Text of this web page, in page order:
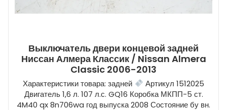
Выключатель двери концевой задней
Ниссан Алмера Классик / Nissan Almera
Classic 2006-2013
Характеристики товара: задней
Артикул 1512025
Двигатель 1,6 л. 107 л.с. GQ16 Коробка МКПП-5 ст.
4M40 qx 8n706wa год выпуска 2008 Состояние бу вн.